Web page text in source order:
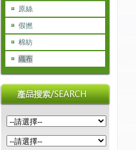
原絲
假撚
棉紡
織布